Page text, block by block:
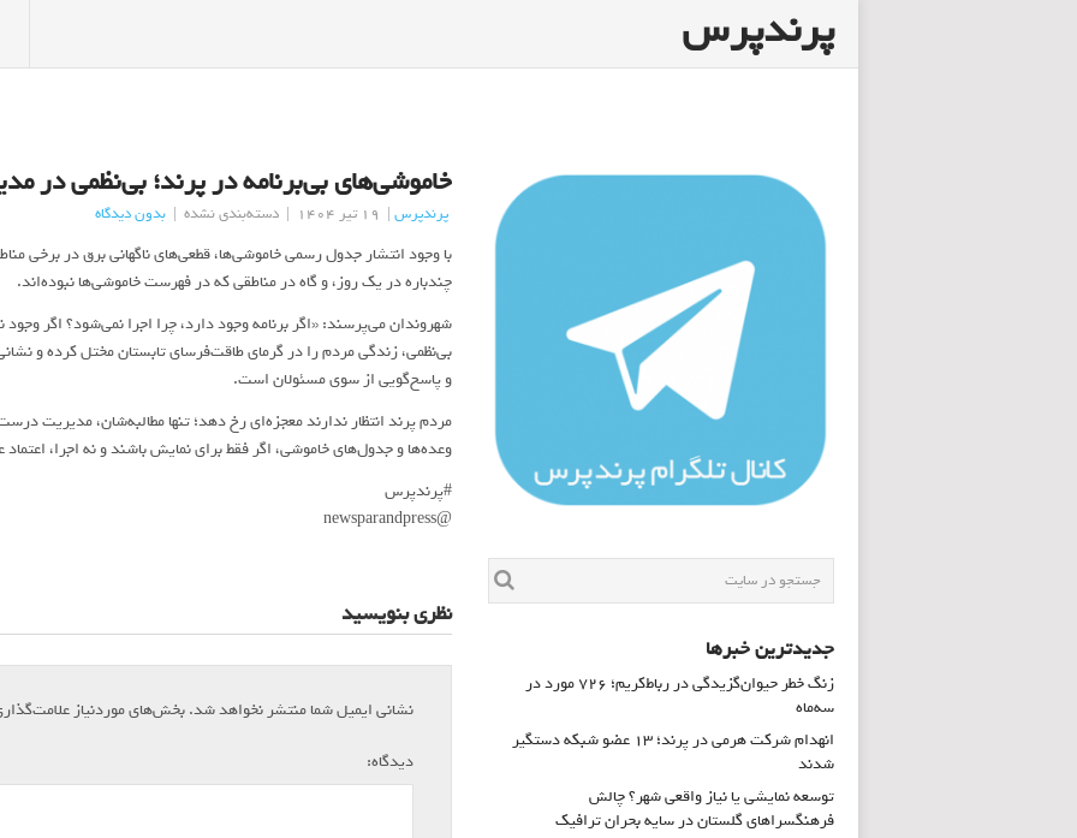
پرندپرس
خاموشی‌های بی‌برنامه در پرند؛ بی‌نظمی در
پرندپرس| 19 تیر 1404 | دسته‌بندی نشده | بدون دیدگاه
با وجود انتشار جدول رسمی خاموشی‌ها، قطعی‌های ناگهانی برق در برخی
چندباره در یک روز، و گاه در مناطقی که در فهرست خاموشی‌ها نبوده‌اند.
شهروندان می‌پرسند: «اگر برنامه‌ وجود دارد، چرا اجرا نمی‌شود؟ اگر
بی‌نظمی، زندگی مردم را در گرمای طاقت‌فرسای تابستان مختل کرده و
و پاسخ‌گویی از سوی مسئولان است.
مردم پرند انتظار ندارند معجزه‌ای رخ دهد؛ تنها مطالبه‌شان، مدیریت
وعده‌ها و جدول‌های خاموشی، اگر فقط برای نمایش باشند و نه اجرا،
#پرندپرس
@newsparandpress
نظری بنویسید
نشانی ایمیل شما منتشر نخواهد شد.بخش‌های موردنیاز
دیدگاه:
جدیدترین خبرها
زنگ خطر حیوان‌گزیدگی در رباط‌کریم؛ ۷۲۶ مورد در
سه‌ماه
انهدام شرکت هرمی در پرند؛ ۱۳ عضو شبکه دستگیر
شدند
توسعه نمایشی یا نیاز واقعی شهر؟ چالش
فرهنگسراهای گلستان در سایه بحران ترافیک